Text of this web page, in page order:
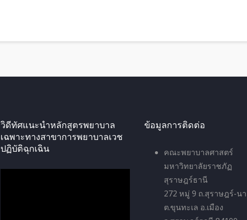
วิดีทัศแนะนำหลักสูตรพยาบาล
เฉพาะทางสาขาการพยาบาลเวช
ปฏิบัติฉุกเฉิน
ข้อมูลการติดต่อ
คณะพยาบาลศาสตร์
มหาวิทยาลัยราชภัฏ
สุราษฎร์ธานี
272 หมู่ 9 ถ.สุราษฎร์-น
ต.ขุนทะเล อ.เมือง